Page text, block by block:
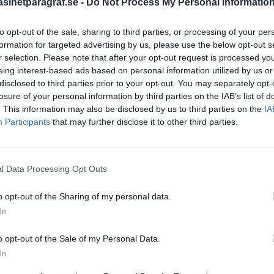
opt-out of the sale, sharing to third parties, or processing of your
for targeted advertising by us, please use the below opt-out
selection. Please note that after your opt-out request is processed
interest-based ads based on personal information utilized by us
to third parties prior to your opt-out. You may separately
of your personal information by third parties on the IAB’s list of
This information may also be disclosed by us to third parties on the
Participants that may further disclose it to other third parties.
Data Processing Opt Outs
opt-out of the Sharing of my personal data.
opt-out of the Sale of my Personal Data.
minska
vill härmed göra våra
att syftet med
och annan brottslighet
Nyhetsplock fredag 7
2026-08-07
Döda pensionärer är ett
nästa aktieutdelning
2026-08-06
Nyhetsplock torsdag 6
2026-08-06
Nyhetsplock onsdag 5